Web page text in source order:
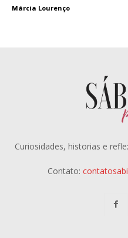
Márcia Lourenço
Curiosidades, historias e
Contato: